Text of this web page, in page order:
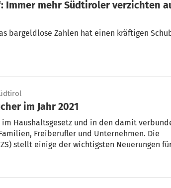
bargeldlose Zahlen hat einen kräftigen
im Jahr 2021
Haushaltsgesetz und in den damit
Freiberufler und Unternehmen. Die
Neuerungen für